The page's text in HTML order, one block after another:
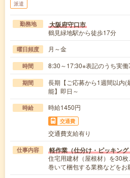
派遣
勤務地 大阪府守口市
鶴見緑地駅から徒歩17分
曜日頻度 月～金
時間 8:30～17:30※表記のうち実働
期間
長期【ご応募から1週間以内
能】即日～
時給 時給1450円
交通費
交通費支給有り
仕事内容 軽作業（仕分け・ピッキン
住宅用建材（屋根材）を30
巻いて梱包する業務などを